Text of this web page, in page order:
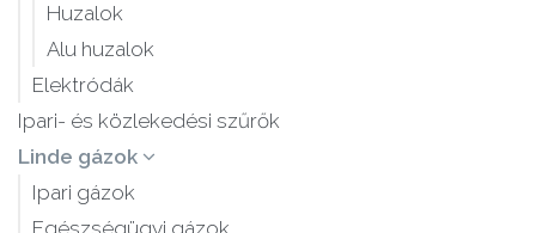
Huzalok
Alu huzalok
Elektródák
Ipari- és közlekedési szűrők
Linde gázok
Ipari gázok
Egészségügyi gázok